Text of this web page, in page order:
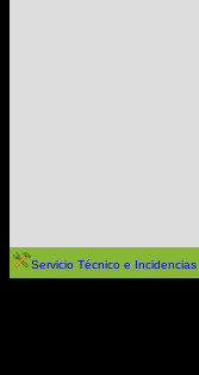
Servicio Técnico e Incidencias